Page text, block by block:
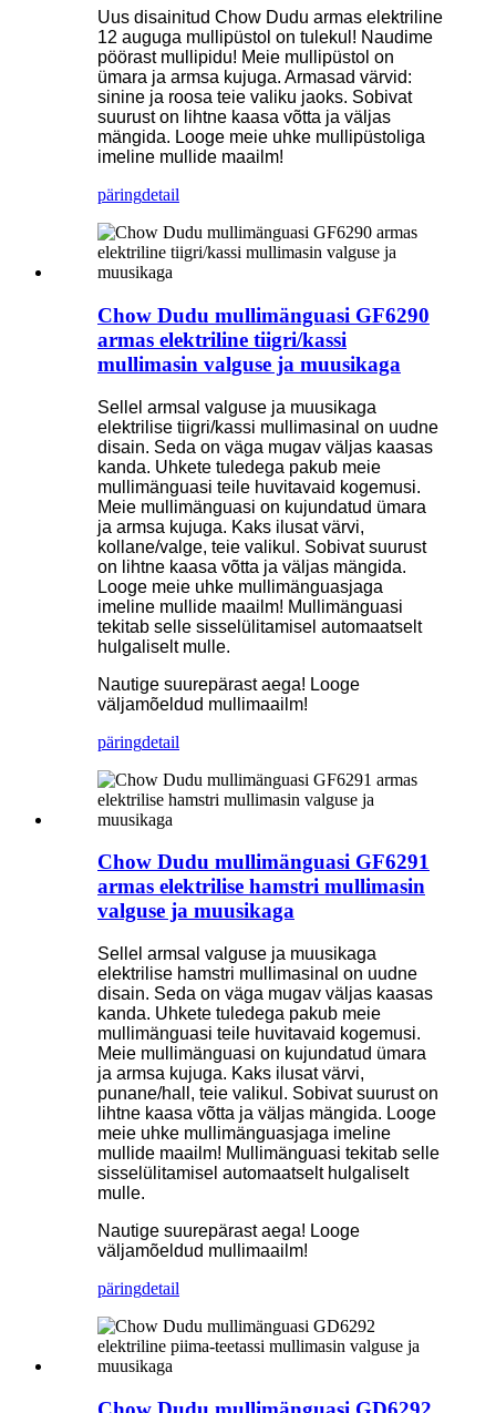
Uus disainitud Chow Dudu armas elektriline
12 auguga mullipüstol on tulekul! Naudime
pöörast mullipidu! Meie mullipüstol on
ümara ja armsa kujuga. Armasad värvid:
sinine ja roosa teie valiku jaoks. Sobivat
suurust on lihtne kaasa võtta ja väljas
mängida. Looge meie uhke mullipüstoliga
imeline mullide maailm!
päringdetail
Chow Dudu mullimänguasi GF6290
armas elektriline tiigri/kassi
mullimasin valguse ja muusikaga
Sellel armsal valguse ja muusikaga
elektrilise tiigri/kassi mullimasinal on uudne
disain. Seda on väga mugav väljas kaasas
kanda. Uhkete tuledega pakub meie
mullimänguasi teile huvitavaid kogemusi.
Meie mullimänguasi on kujundatud ümara
ja armsa kujuga. Kaks ilusat värvi,
kollane/valge, teie valikul. Sobivat suurust
on lihtne kaasa võtta ja väljas mängida.
Looge meie uhke mullimänguasjaga
imeline mullide maailm! Mullimänguasi
tekitab selle sisselülitamisel automaatselt
hulgaliselt mulle.
Nautige suurepärast aega! Looge
väljamõeldud mullimaailm!
päringdetail
Chow Dudu mullimänguasi GF6291
armas elektrilise hamstri mullimasin
valguse ja muusikaga
Sellel armsal valguse ja muusikaga
elektrilise hamstri mullimasinal on uudne
disain. Seda on väga mugav väljas kaasas
kanda. Uhkete tuledega pakub meie
mullimänguasi teile huvitavaid kogemusi.
Meie mullimänguasi on kujundatud ümara
ja armsa kujuga. Kaks ilusat värvi,
punane/hall, teie valikul. Sobivat suurust on
lihtne kaasa võtta ja väljas mängida. Looge
meie uhke mullimänguasjaga imeline
mullide maailm! Mullimänguasi tekitab selle
sisselülitamisel automaatselt hulgaliselt
mulle.
Nautige suurepärast aega! Looge
väljamõeldud mullimaailm!
päringdetail